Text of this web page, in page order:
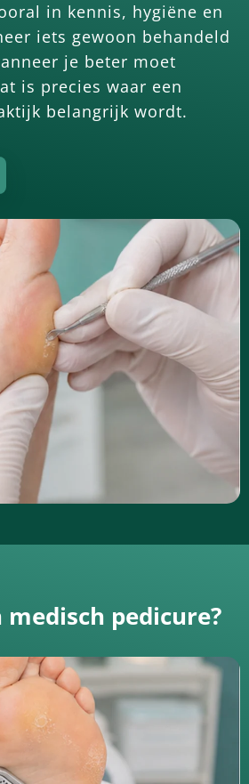
in kennis, hygiëne en
iets gewoon behandeld
je beter moet
is precies waar een
belangrijk wordt.
pedicure?